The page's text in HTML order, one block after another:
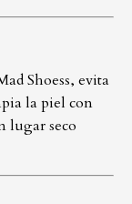
Shoess, evita
la piel con
lugar seco